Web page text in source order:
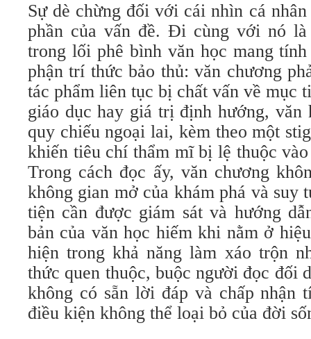
Sự dè chừng đối với cái nhìn cá
phần của vấn đề. Đi cùng với nó
trong lối phê bình văn học mang
phận trí thức bảo thủ: văn chương
tác phẩm liên tục bị chất vấn về mục
giáo dục hay giá trị định hướng, văn
quy chiếu ngoại lai, kèm theo một
khiến tiêu chí thẩm mĩ bị lệ thuộc
Trong cách đọc ấy, văn chương
không gian mở của khám phá và suy
tiện cần được giám sát và hướng
bản của văn học hiếm khi nằm ở
hiện trong khả năng làm xáo trộn
thức quen thuộc, buộc người đọc đối
không có sẵn lời đáp và chấp nhận
điều kiện không thể loại bỏ của đời